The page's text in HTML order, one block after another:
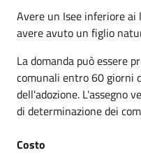
Avere un Isee inferiore
avere avuto un figlio
La domanda può essere
comunali entro 60 giorni
dell'adozione. L'assegno
di determinazione dei
Costo